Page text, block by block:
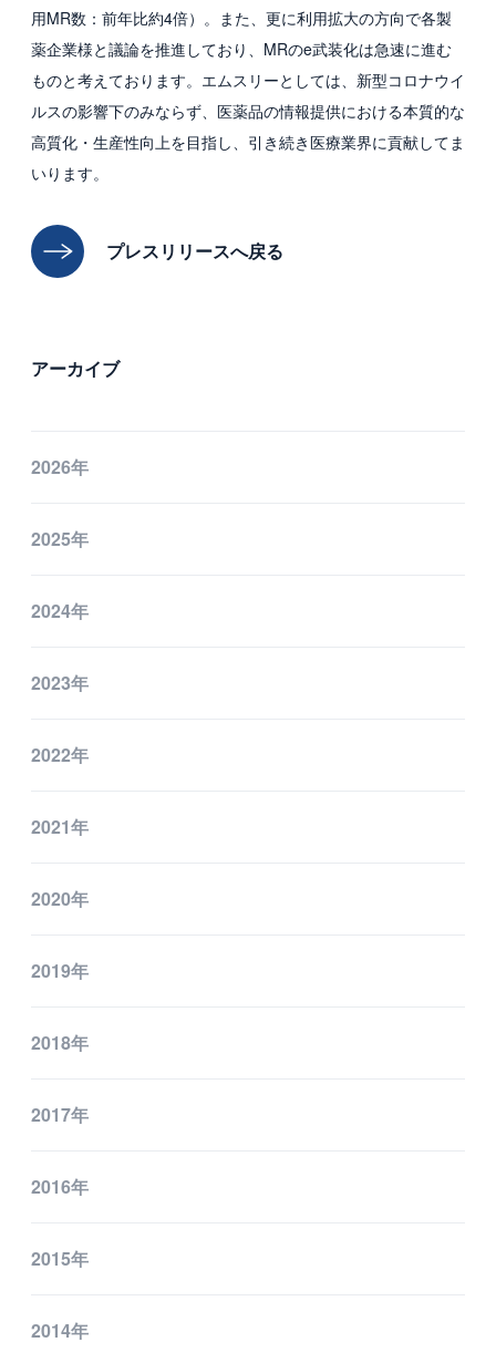
用MR数：前年比約4倍）。また、更に利用拡大の方向で各製
薬企業様と議論を推進しており、MRのe武装化は急速に進む
ものと考えております。エムスリーとしては、新型コロナウイ
ルスの影響下のみならず、医薬品の情報提供における本質的な
高質化・生産性向上を目指し、引き続き医療業界に貢献してま
いります。
プレスリリースへ戻る
アーカイブ
2026年
2025年
2024年
2023年
2022年
2021年
2020年
2019年
2018年
2017年
2016年
2015年
2014年